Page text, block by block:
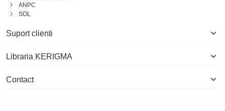
ANPC
SOL
Suport clienti
Libraria KERIGMA
Contact